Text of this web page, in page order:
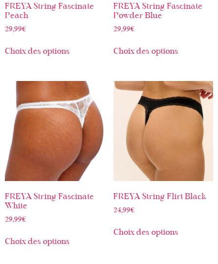
FREYA String Fascinate
Peach
29,99€
Choix des options
FREYA String Fascinate
Powder Blue
29,99€
Choix des options
FREYA String Fascinate
White
29,99€
Choix des options
FREYA String Flirt Black
24,99€
Choix des options